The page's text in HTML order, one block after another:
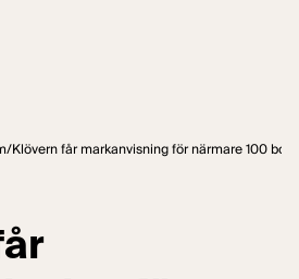
/Klövern får markanvisning för närmare 100